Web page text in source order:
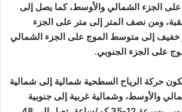
الجزء الشمالي والأوسط، كما يصل إلى
ومن نصف المتر إلى متر على الجزء
خفيف إلى متوسط الموج على الجزء الشمالي
على الجزء الجنوبي.
حركة الرياح السطحية شمالية إلى شمالية
والأوسط، وشمالية غربية إلى جنوبية